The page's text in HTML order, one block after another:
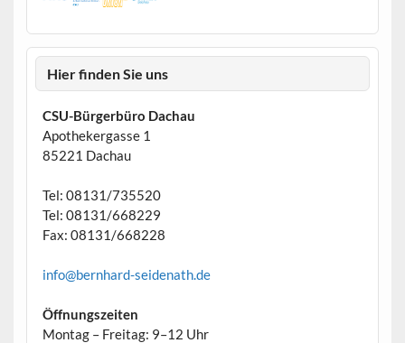
Hier finden Sie uns
CSU-Bürgerbüro Dachau
Apothekergasse 1
85221 Dachau
Tel: 08131/735520
Tel: 08131/668229
Fax: 08131/668228
info@bernhard-seidenath.de
Öffnungszeiten
Montag – Freitag: 9–12 Uhr